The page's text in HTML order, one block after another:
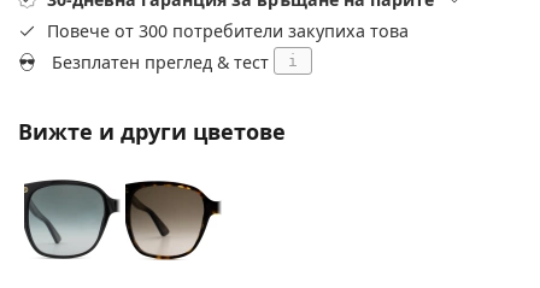
Persol
Prada
Повече от 300 потребители закупиха това
Безплатен преглед & тест
i
Вижте и други цветове